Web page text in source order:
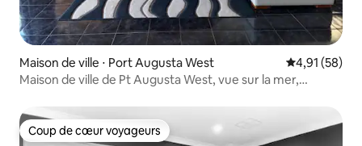
Maison de ville ⋅ Port Augusta West Évaluation
4,91 (58)
Maison de ville de Pt Augusta West, vue sur la mer,
Coup de cœur voyageurs
Coup de cœur voyageurs